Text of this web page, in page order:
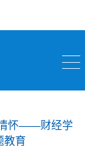
情怀——财经学
教育